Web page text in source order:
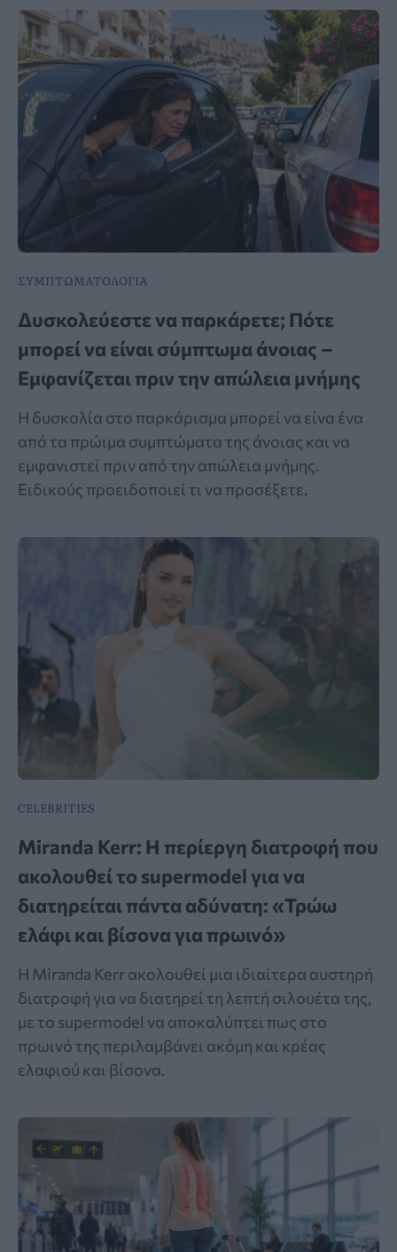
ΣΥΜΠΤΩΜΑΤΟΛΟΓΙΑ
Δυσκολεύεστε να παρκάρετε; Πότε
μπορεί να είναι σύμπτωμα άνοιας –
Εμφανίζεται πριν την απώλεια μνήμης
Η δυσκολία στο παρκάρισμα μπορεί να είνα ένα
από τα πρώιμα συμπτώματα της άνοιας και να
εμφανιστεί πριν από την απώλεια μνήμης.
Ειδικούς προειδοποιεί τι να προσέξετε.
CELEBRITIES
Miranda Kerr: Η περίεργη διατροφή που
ακολουθεί το supermodel για να
διατηρείται πάντα αδύνατη: «Τρώω
ελάφι και βίσονα για πρωινό»
Η Miranda Kerr ακολουθεί μια ιδιαίτερα αυστηρή
διατροφή για να διατηρεί τη λεπτή σιλουέτα της,
με το supermodel να αποκαλύπτει πως στο
πρωινό της περιλαμβάνει ακόμη και κρέας
ελαφιού και βίσονα.